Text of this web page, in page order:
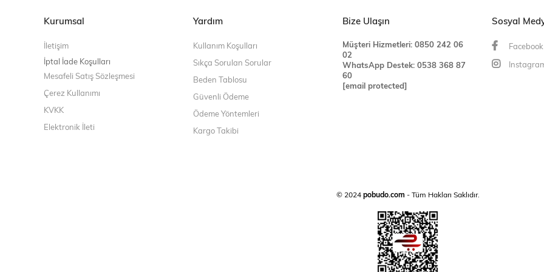
Kurumsal
İletişim
İptal İade Koşulları
Mesafeli Satış Sözleşmesi
Çerez Kullanımı
KVKK
Elektronik İleti
Yardım
Kullanım Koşulları
Sıkça Sorulan Sorular
Beden Tablosu
Güvenli Ödeme
Ödeme Yöntemleri
Kargo Takibi
Bize Ulaşın
Müşteri Hizmetleri: 0850 242 06
02
WhatsApp Destek: 0538 368 87
60
[email protected]
Sosyal
Facebook
© 2024pobudo.com - Tüm Hakları Saklıdır.